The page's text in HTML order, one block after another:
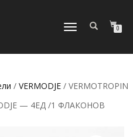
ПЕРЕКЛЮЧИТЬ
0
/ VERMODJE / VERMOTROPIN
— 4ЕД /1 ФЛАКОНОВ